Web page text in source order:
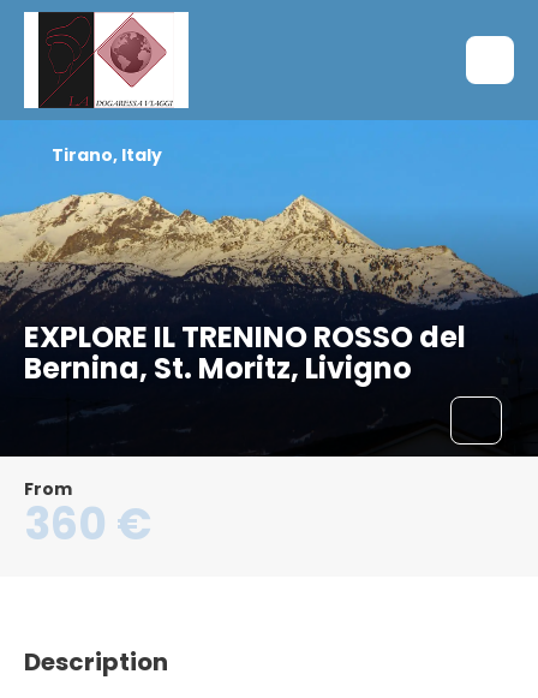
EXPLORE IL TRENINO ROSSO del
Bernina, St. Moritz, Livigno
Tirano, Italy
From
360 €
Description